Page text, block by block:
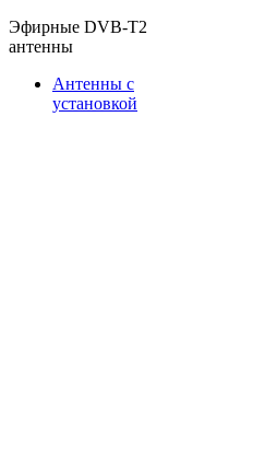
Эфирные DVB-T2
антенны
Антенны с
установкой